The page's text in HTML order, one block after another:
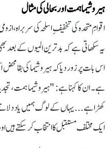
ہیروشیما ہمت اور بحالی کی مثال
اقوامِ متحدہ کی تخفیفِ اسلحہ کی سربراہ،
یہ سکھاتی ہے کہ بدترین المیوں کے بعد
اس بات پر زور دیا کہ ہیروشیما کی بقا محض
ہے۔ ان کا کہنا ہے: "ہیروشیما ہمت،
کھڑا ہے... یہاں کے لوگ ہمیں یاد
ایک مختلف مستقبل کا انتخاب کر سکتے ہیں